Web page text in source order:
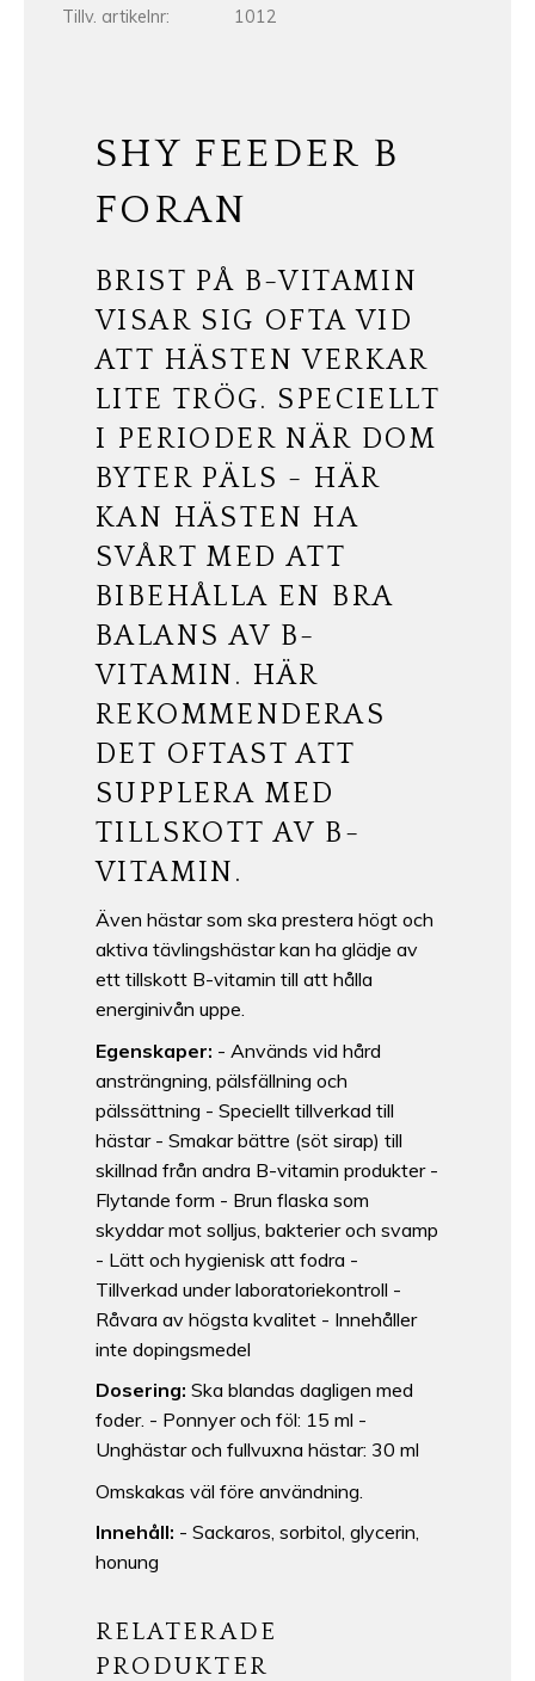
Tillv. artikelnr
1012
SHY FEEDER B
FORAN
BRIST PÅ B-VITAMIN
VISAR SIG OFTA VID
ATT HÄSTEN VERKAR
LITE TRÖG. SPECIELLT
I PERIODER NÄR DOM
BYTER PÄLS - HÄR
KAN HÄSTEN HA
SVÅRT MED ATT
BIBEHÅLLA EN BRA
BALANS AV B-
VITAMIN. HÄR
REKOMMENDERAS
DET OFTAST ATT
SUPPLERA MED
TILLSKOTT AV B-
VITAMIN.
Även hästar som ska prestera högt och
aktiva tävlingshästar kan ha glädje av
ett tillskott B-vitamin till att hålla
energinivån uppe.
Egenskaper: - Används vid hård
ansträngning, pälsfällning och
pälssättning - Speciellt tillverkad till
hästar - Smakar bättre (söt sirap) till
skillnad från andra B-vitamin produkter -
Flytande form - Brun flaska som
skyddar mot solljus, bakterier och svamp
- Lätt och hygienisk att fodra -
Tillverkad under laboratoriekontroll -
Råvara av högsta kvalitet - Innehåller
inte dopingsmedel
Dosering: Ska blandas dagligen med
foder. - Ponnyer och föl: 15 ml -
Unghästar och fullvuxna hästar: 30 ml
Omskakas väl före användning.
Innehåll: - Sackaros, sorbitol, glycerin,
honung
RELATERADE
PRODUKTER